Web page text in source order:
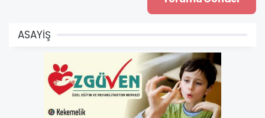
ASAYİŞ